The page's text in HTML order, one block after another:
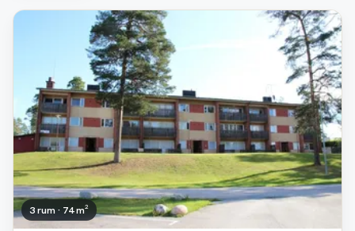
3 rum · 74 m²